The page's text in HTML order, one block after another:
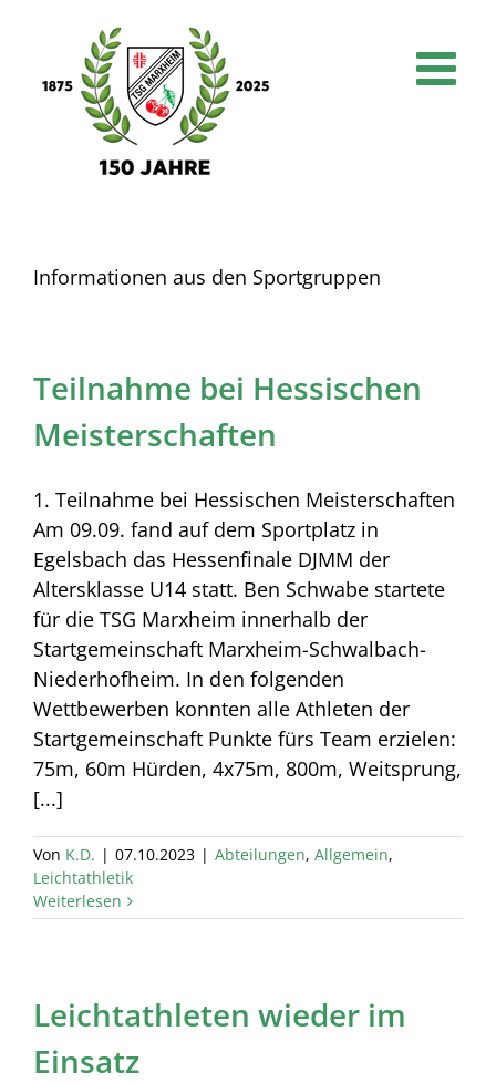
content
Informationen aus den Sportgruppen
Teilnahme bei Hessischen
Meisterschaften
1. Teilnahme bei Hessischen Meisterschaften
Am 09.09. fand auf dem Sportplatz in
Egelsbach das Hessenfinale DJMM der
Altersklasse U14 statt. Ben Schwabe startete
für die TSG Marxheim innerhalb der
Startgemeinschaft Marxheim-Schwalbach-
Niederhofheim. In den folgenden
Wettbewerben konnten alle Athleten der
Startgemeinschaft Punkte fürs Team erzielen:
75m, 60m Hürden, 4x75m, 800m, Weitsprung,
[...]
Von K.D. | 07.10.2023 | Abteilungen, Allgemein,
Leichtathletik
Weiterlesen
Leichtathleten wieder im
Einsatz